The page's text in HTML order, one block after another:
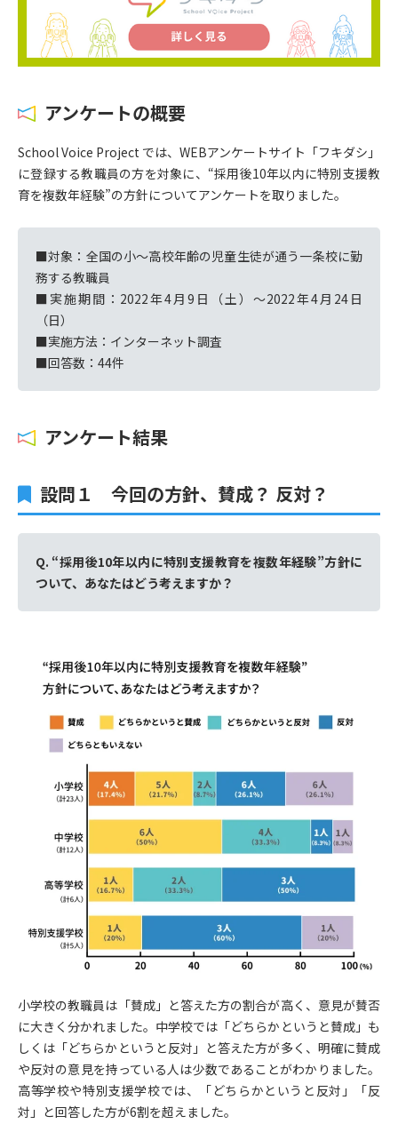
アンケートの概要
School Voice Project では、WEBアンケートサイト「フキダシ」
に登録する教職員の方を対象に、“採用後10年以内に特別支援教
育を複数年経験”の方針についてアンケートを取りました。
■対象：全国の小〜高校年齢の児童生徒が通う一条校に勤
務する教職員
■実施期間：2022年4月9日（土）〜2022年4月24日
（日）
■実施方法：インターネット調査
■回答数：44件
アンケート結果
設問１ 今回の方針、賛成？ 反対？
Q. “採用後10年以内に特別支援教育を複数年経験”方針に
ついて、あなたはどう考えますか？
小学校の教職員は「賛成」と答えた方の割合が高く、意見が賛否
に大きく分かれました。中学校では「どちらかというと賛成」も
しくは「どちらかというと反対」と答えた方が多く、明確に賛成
や反対の意見を持っている人は少数であることがわかりました。
高等学校や特別支援学校では、「どちらかというと反対」「反
対」と回答した方が6割を超えました。